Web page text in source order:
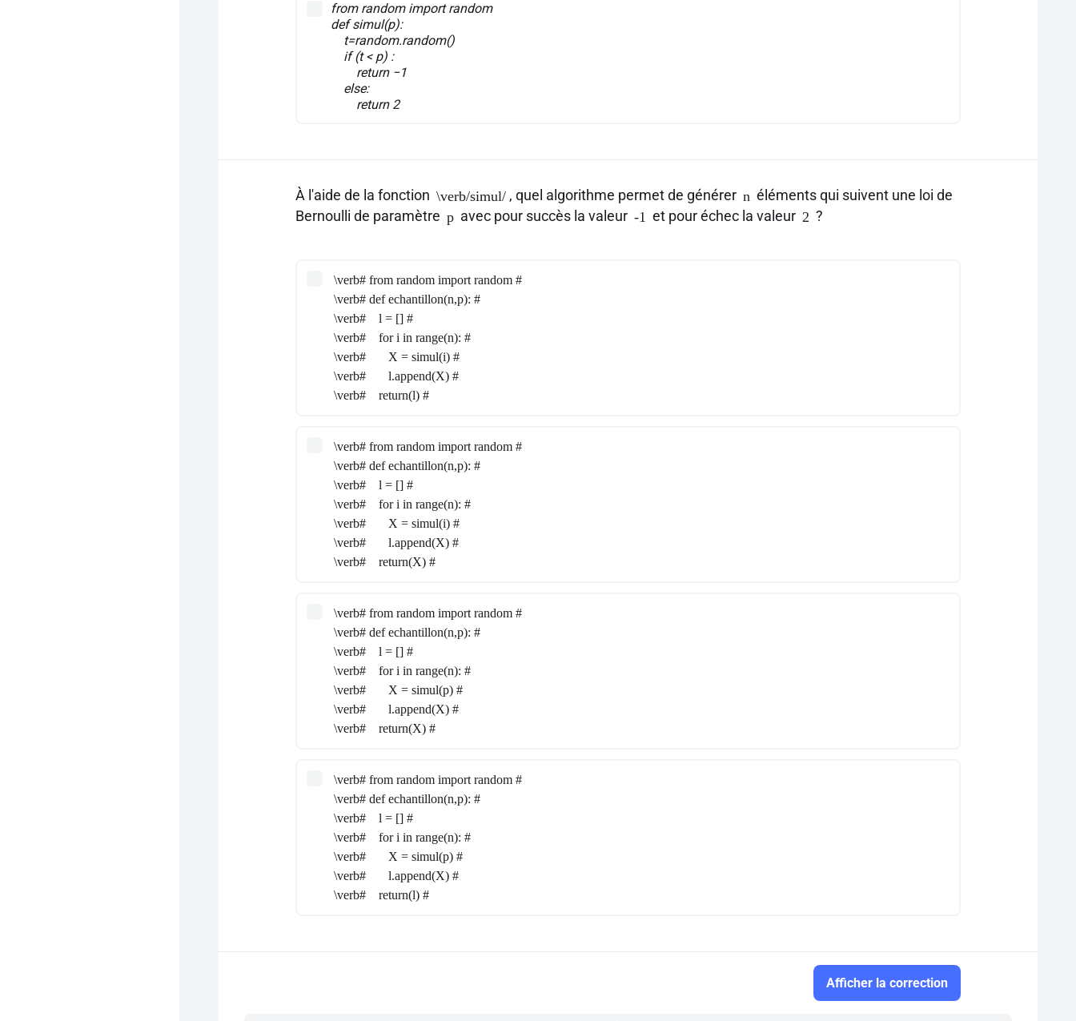
from random import random
def simul(p):
t=random.random()
if (t < p) :
return −1
else:
return 2
À l'aide de la fonction \verb/simul/ , quel algorithme permet de générer n éléments qui suivent une loi de
Bernoulli de paramètre p avec pour succès la valeur -1 et pour échec la valeur 2 ?
\verb# from random import random #
\verb# def echantillon(n,p): #
\verb# l = [] #
\verb# for i in range(n): #
\verb# X = simul(i) #
\verb# l.append(X) #
\verb# return(l) #
\verb# from random import random #
\verb# def echantillon(n,p): #
\verb# l = [] #
\verb# for i in range(n): #
\verb# X = simul(i) #
\verb# l.append(X) #
\verb# return(X) #
\verb# from random import random #
\verb# def echantillon(n,p): #
\verb# l = [] #
\verb# for i in range(n): #
\verb# X = simul(p) #
\verb# l.append(X) #
\verb# return(X) #
\verb# from random import random #
\verb# def echantillon(n,p): #
\verb# l = [] #
\verb# for i in range(n): #
\verb# X = simul(p) #
\verb# l.append(X) #
\verb# return(l) #
Afficher la correction